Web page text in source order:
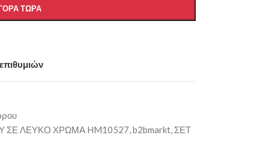
ΤΏΡΑ
ΣΕ ΛΕΥΚΟ ΧΡΩΜΑ HM10527,b2bmarkt, ΣΕΤ